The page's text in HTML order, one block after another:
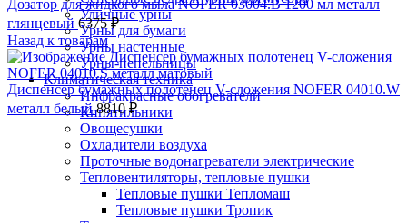
Уличные урны
Урны для бумаги
Урны настенные
Урны-пепельницы
Климатическая техника
Инфракрасные обогреватели
Кипятильники
Овощесушки
Охладители воздуха
Проточные водонагреватели электрические
Тепловентиляторы, тепловые пушки
Тепловые пушки Тепломаш
Тепловые пушки Тропик
Дозатор для жидкого мыла NOFER 03004.B 1200 мл металл
глянцевый 6375₽
Назад к товарам
Диспенсер бумажных полотенец V-сложения NOFER 04010.W
металл белый8810₽